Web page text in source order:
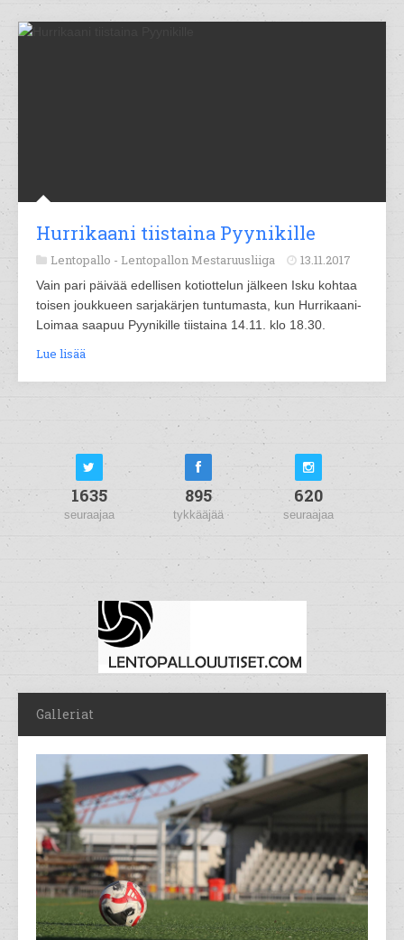
Hurrikaani tiistaina Pyynikille
Lentopallo - Lentopallon Mestaruusliiga 13.11.2017
Vain pari päivää edellisen kotiottelun jälkeen Isku kohtaa
toisen joukkueen sarjakärjen tuntumasta, kun Hurrikaani-
Loimaa saapuu Pyynikille tiistaina 14.11. klo 18.30.
Lue lisää
1635
seuraajaa
895
tykkääjää
620
seuraajaa
Galleriat